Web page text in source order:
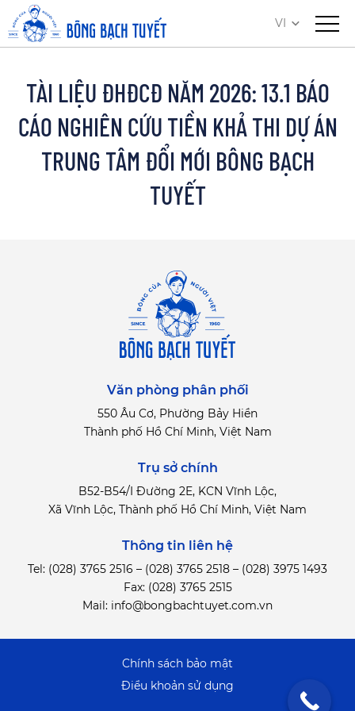
VI
TÀI LIỆU ĐHĐCĐ NĂM 2026: 13.1 BÁO
CÁO NGHIÊN CỨU TIỀN KHẢ THI DỰ ÁN
TRUNG TÂM ĐỔI MỚI BÔNG BẠCH
TUYẾT
Văn phòng phân phối
550 Âu Cơ, Phường Bảy Hiền
Thành phố Hồ Chí Minh, Việt Nam
Trụ sở chính
B52-B54/I Đường 2E, KCN Vĩnh Lộc,
Xã Vĩnh Lộc, Thành phố Hồ Chí Minh, Việt Nam
Thông tin liên hệ
Tel: (028) 3765 2516 – (028) 3765 2518 – (028) 3975 1493
Fax: (028) 3765 2515
Mail: info@bongbachtuyet.com.vn
Điểu khoản sử dụng
Chính sách bảo mật